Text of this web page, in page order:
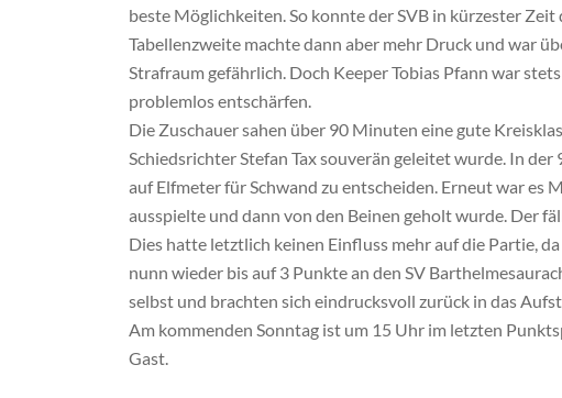
beste Möglichkeiten. So konnte der SVB in kürzester
Tabellenzweite machte dann aber mehr Druck und war
Strafraum gefährlich. Doch Keeper Tobias Pfann war
problemlos entschärfen.
Die Zuschauer sahen über 90 Minuten eine gute
Schiedsrichter Stefan Tax souverän geleitet wurde. In
auf Elfmeter für Schwand zu entscheiden. Erneut war es
ausspielte und dann von den Beinen geholt wurde. Der
Dies hatte letztlich keinen Einfluss mehr auf die Partie,
nunn wieder bis auf 3 Punkte an den SV
selbst und brachten sich eindrucksvoll zurück in das
Am kommenden Sonntag ist um 15 Uhr im letzten
Gast.